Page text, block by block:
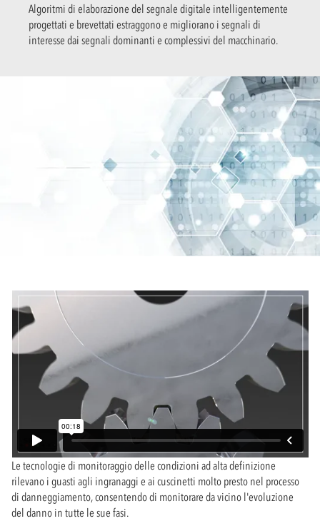
Algoritmi di elaborazione del segnale digitale intelligentemente
progettati e brevettati estraggono e migliorano i segnali di
interesse dai segnali dominanti e complessivi del macchinario.
Le tecnologie di monitoraggio delle condizioni ad alta definizione
rilevano i guasti agli ingranaggi e ai cuscinetti molto presto nel processo
di danneggiamento, consentendo di monitorare da vicino l'evoluzione
del danno in tutte le sue fasi.